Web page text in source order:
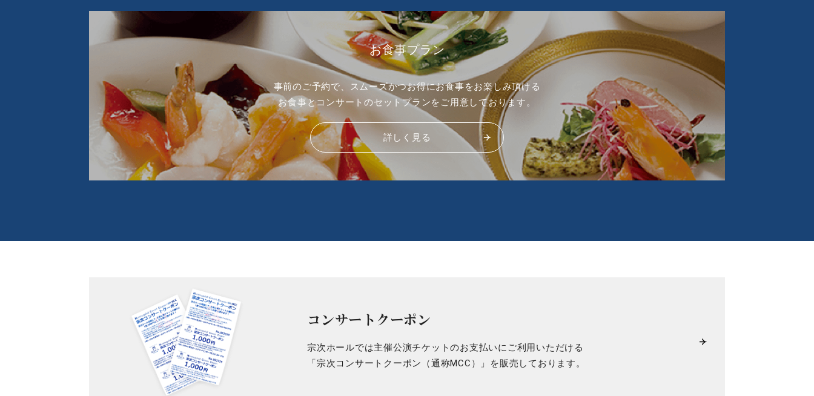
お食事プラン
事前のご予約で、スムーズかつお得にお食事をお楽しみ頂ける
お食事とコンサートのセットプランをご用意しております。
詳しく見る
コンサートクーポン
宗次ホールでは主催公演チケットのお支払いにご利用いただける
「宗次コンサートクーポン（通称MCC）」を販売しております。